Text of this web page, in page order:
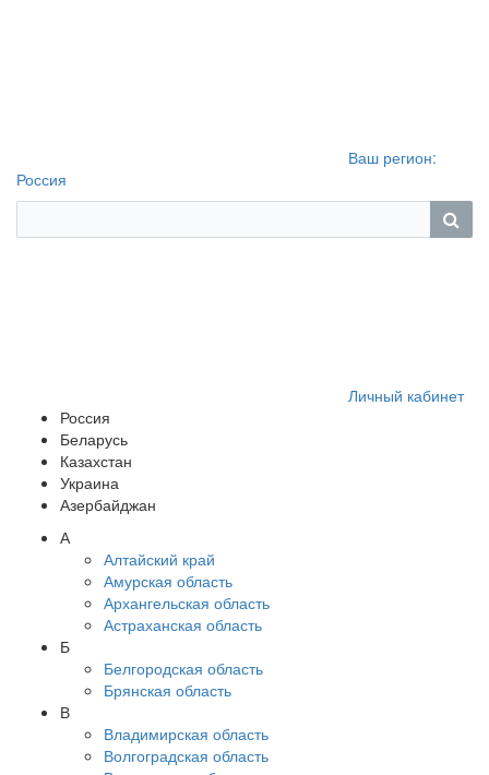
Ваш регион:
Россия
Личный кабинет
Россия
Беларусь
Казахстан
Украина
Азербайджан
А
Алтайский край
Амурская область
Архангельская область
Астраханская область
Б
Белгородская область
Брянская область
В
Владимирская область
Волгоградская область